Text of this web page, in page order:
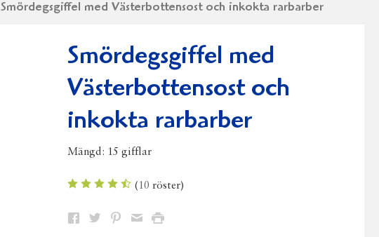
Smördegsgiffel med Västerbottensost och inkokta rarbarber
Smördegsgiffel med
Västerbottensost och
inkokta rarbarber
Mängd: 15 gifflar
(10 röster)
Dela Dela Dela DelaSkriv